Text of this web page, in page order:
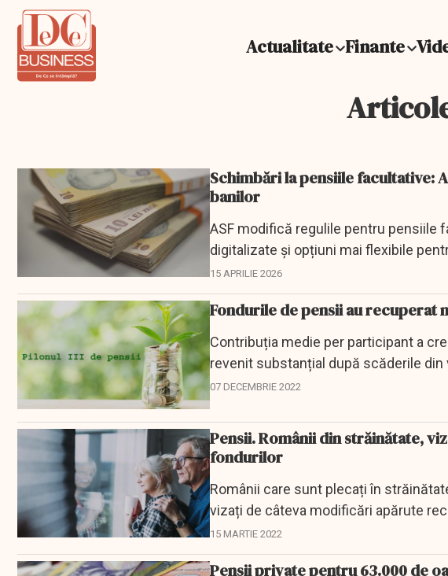
Actualitate Finante
Schimbări la pensiile facultative:
banilor
ASF modifică regulile pentru pensiile
digitalizate și opțiuni mai flexibile
15 APRILIE 2026
Fondurile de pensii au recuperat
Contribuția medie per participant a
revenit substanțial după scăderile din
07 DECEMBRIE 2022
Pensii. Românii din străinătate,
fondurilor
Românii care sunt plecați în
vizați de câteva modificări apărute
15 MARTIE 2022
Pensii private pentru 63.000 de